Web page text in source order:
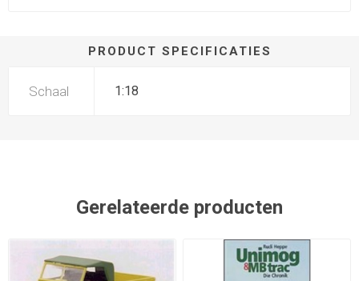
PRODUCT SPECIFICATIES
Schaal 1:18
Gerelateerde producten